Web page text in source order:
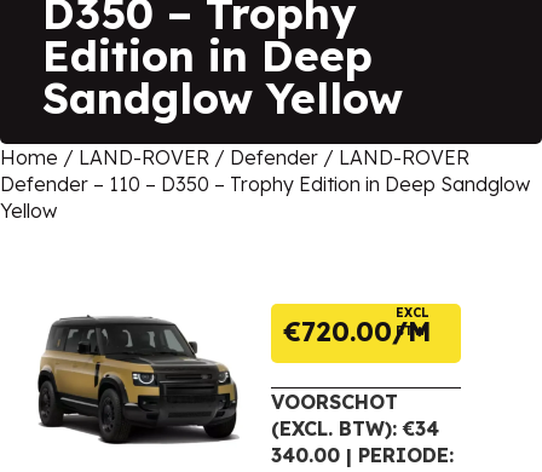
D350 – Trophy
Edition in Deep
Sandglow Yellow
Home / LAND-ROVER / Defender / LAND-ROVER
Defender – 110 – D350 – Trophy Edition in Deep Sandglow
Yellow
€720.00
EXCL
BTW
VOORSCHOT
(EXCL. BTW): €34
340.00 | PERIODE: